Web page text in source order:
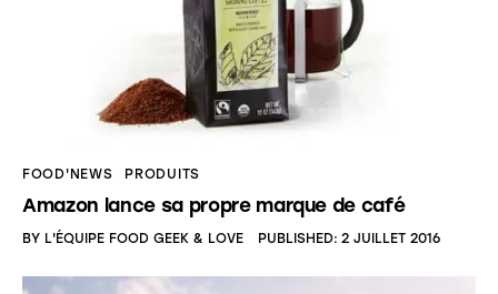
FOOD'NEWS PRODUITS
Amazon lance sa propre marque de café
BY L'ÉQUIPE FOOD GEEK & LOVE PUBLISHED: 2 JUILLET 2016